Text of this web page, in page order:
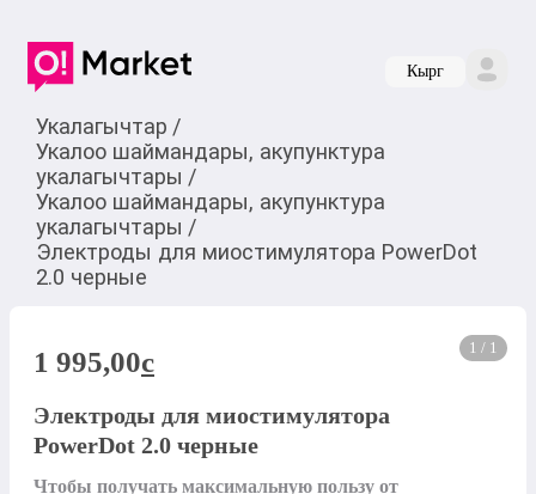
Кырг
Укалагычтар /
Укалоо шаймандары, акупунктура
укалагычтары /
Укалоо шаймандары, акупунктура
укалагычтары /
Электроды для миостимулятора PowerDot
2.0 черные
1 / 1
1 995,00c
Электроды для миостимулятора
PowerDot 2.0 черные
Чтобы получать максимальную пользу от